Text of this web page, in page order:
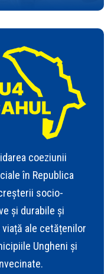
coeziunii
în Republica
socio-
și durabile și
ale cetățenilor
Ungheni și